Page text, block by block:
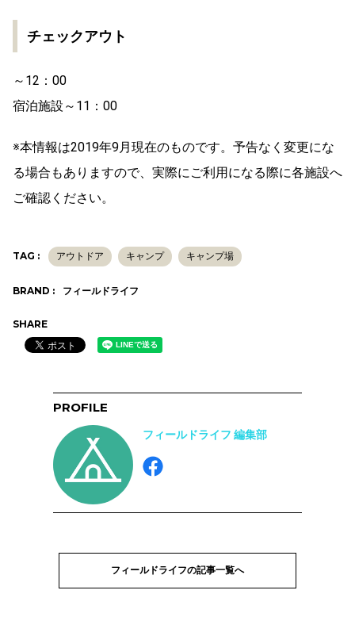
チェックアウト
～12：00
宿泊施設～11：00
※本情報は2019年9月現在のものです。予告なく変更にな
る場合もありますので、実際にご利用になる際に各施設へ
ご確認ください。
TAG : アウトドア キャンプ キャンプ場
BRAND : フィールドライフ
SHARE
PROFILE
フィールドライフ 編集部
フィールドライフの記事一覧へ